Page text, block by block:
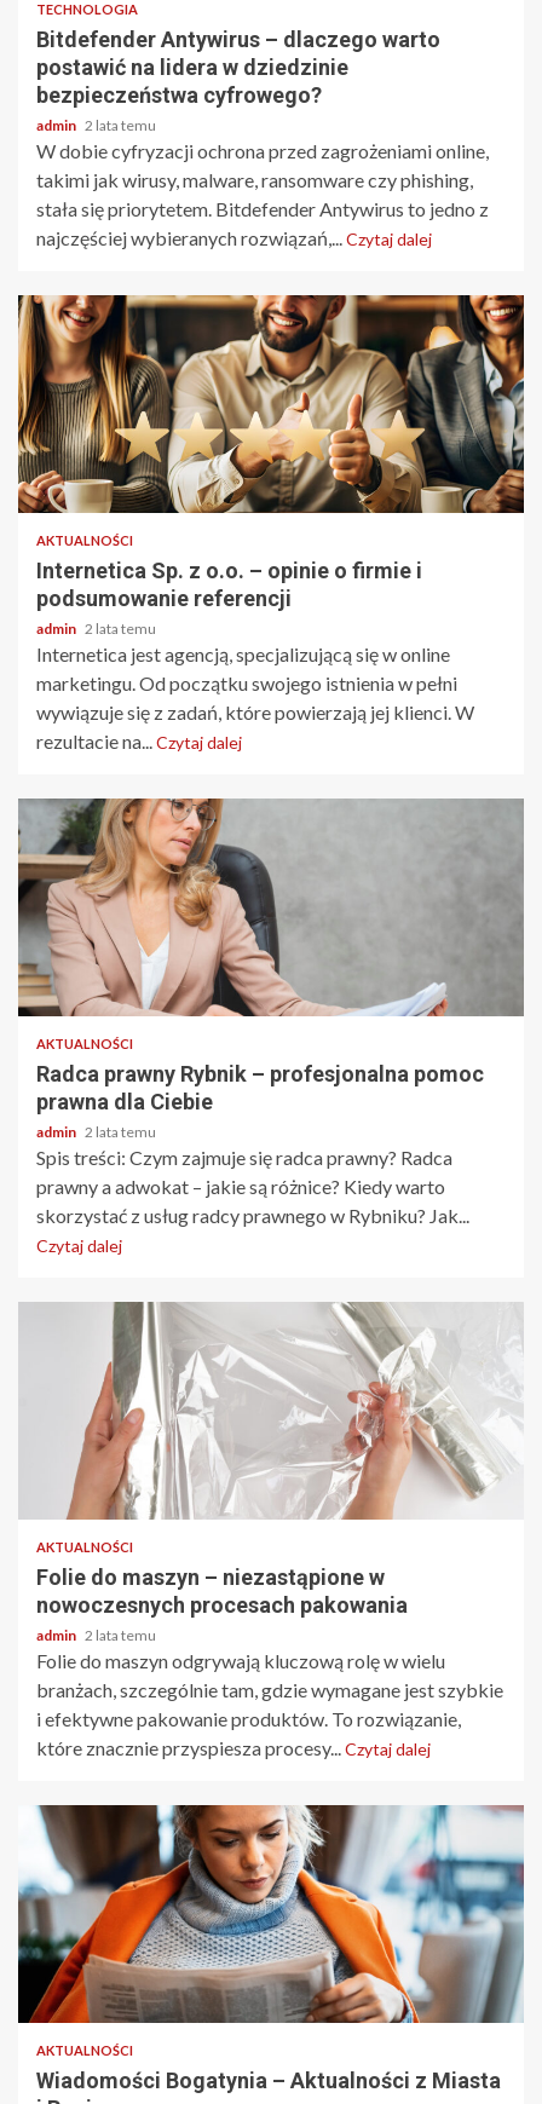
TECHNOLOGIA
Bitdefender Antywirus – dlaczego warto
postawić na lidera w dziedzinie
bezpieczeństwa cyfrowego?
admin 2 lata temu
W dobie cyfryzacji ochrona przed zagrożeniami online,
takimi jak wirusy, malware, ransomware czy phishing,
stała się priorytetem. Bitdefender Antywirus to jedno z
najczęściej wybieranych rozwiązań,...Czytaj dalej
8 min odczytu
AKTUALNOŚCI
Internetica Sp. z o.o. – opinie o firmie i
podsumowanie referencji
admin 2 lata temu
Internetica jest agencją, specjalizującą się w online
marketingu. Od początku swojego istnienia w pełni
wywiązuje się z zadań, które powierzają jej klienci. W
rezultacie na...Czytaj dalej
3 min odczytu
AKTUALNOŚCI
Radca prawny Rybnik – profesjonalna pomoc
prawna dla Ciebie
admin 2 lata temu
Spis treści: Czym zajmuje się radca prawny? Radca
prawny a adwokat – jakie są różnice? Kiedy warto
skorzystać z usług radcy prawnego w Rybniku? Jak...
Czytaj dalej
3 min odczytu
AKTUALNOŚCI
Folie do maszyn – niezastąpione w
nowoczesnych procesach pakowania
admin 2 lata temu
Folie do maszyn odgrywają kluczową rolę w wielu
branżach, szczególnie tam, gdzie wymagane jest szybkie
i efektywne pakowanie produktów. To rozwiązanie,
które znacznie przyspiesza procesy...Czytaj dalej
2 min odczytu
AKTUALNOŚCI
Wiadomości Bogatynia – Aktualności z Miasta